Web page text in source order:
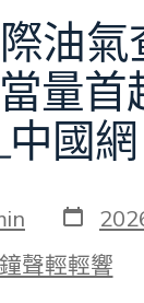
油氣
量首
中國網
發
表
日
期
鐘聲輕輕響